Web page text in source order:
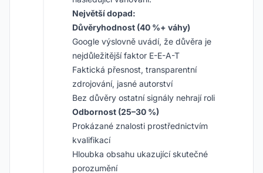
Největší dopad:
Důvěryhodnost (40 %+ váhy)
Google výslovně uvádí, že důvěra je
nejdůležitější faktor E-E-A-T
Faktická přesnost, transparentní
zdrojování, jasné autorství
Bez důvěry ostatní signály nehrají roli
Odbornost (25–30 %)
Prokázané znalosti prostřednictvím
kvalifikací
Hloubka obsahu ukazující skutečné
porozumění